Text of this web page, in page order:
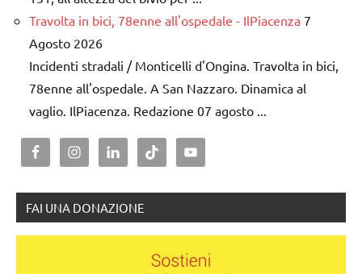
Travolta in bici, 78enne all'ospedale - IlPiacenza 7
Agosto 2026
Incidenti stradali / Monticelli d'Ongina. Travolta in bici,
78enne all'ospedale. A San Nazzaro. Dinamica al
vaglio. IlPiacenza. Redazione 07 agosto ...
FAI UNA DONAZIONE